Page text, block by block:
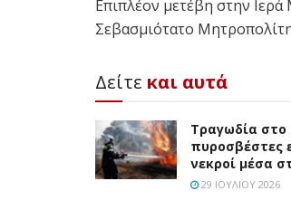
Επιπλέον μετέβη στην
Σεβασμιότατο
Δείτε και αυτά
Τραγωδία στο
πυροσβέστες
νεκροί μέσα
29 ΙΟΥΛΊΟΥ 2026